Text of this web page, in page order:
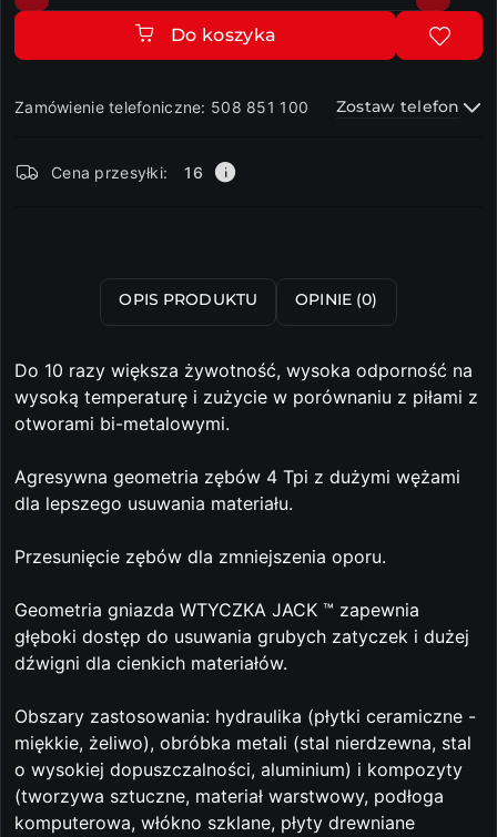
Do koszyka
Zamówienie telefoniczne: 508 851 100 Zostaw telefon
i
Cena przesyłki: 16
OPIS PRODUKTU OPINIE (0)
Do 10 razy większa żywotność, wysoka odporność na
wysoką temperaturę i zużycie w porównaniu z piłami z
otworami bi-metalowymi.
Agresywna geometria zębów 4 Tpi z dużymi wężami
dla lepszego usuwania materiału.
Przesunięcie zębów dla zmniejszenia oporu.
Geometria gniazda WTYCZKA JACK ™ zapewnia
głęboki dostęp do usuwania grubych zatyczek i dużej
dźwigni dla cienkich materiałów.
Obszary zastosowania: hydraulika (płytki ceramiczne -
miękkie, żeliwo), obróbka metali (stal nierdzewna, stal
o wysokiej dopuszczalności, aluminium) i kompozyty
(tworzywa sztuczne, materiał warstwowy, podłoga
komputerowa, włókno szklane, płyty drewniane